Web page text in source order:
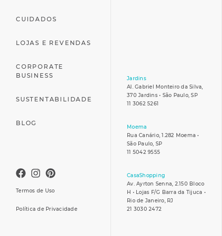
CUIDADOS
LOJAS E REVENDAS
CORPORATE
BUSINESS
SUSTENTABILIDADE
BLOG
Termos de Uso
Política de Privacidade
Jardins
Al. Gabriel Monteiro da Silva,
370 Jardins • São Paulo, SP
11 3062 5261
Moema
Rua Canário, 1.282 Moema •
São Paulo, SP
11 5042 9555
CasaShopping
Av. Ayrton Senna, 2.150 Bloco
H • Lojas F/G Barra da Tijuca •
Rio de Janeiro, RJ
21 3030 2472